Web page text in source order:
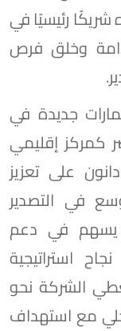
شريكًا رئيسيًا في
وخلق فرص
جديدة في
إقليمي
على تعزيز
في التصدير
يسهم في دعم
استراتيجية
الشركة نحو
مع استهداف